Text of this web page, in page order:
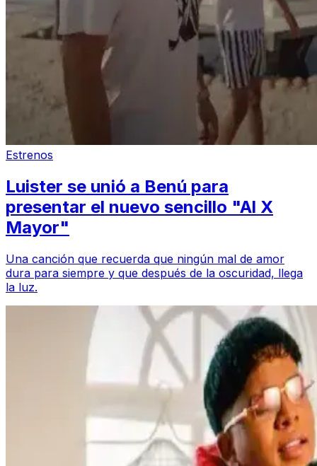
Estrenos
Luister se unió a Benú para
presentar el nuevo sencillo "Al X
Mayor"
Una canción que recuerda que ningún mal de amor
dura para siempre y que después de la oscuridad, llega
la luz.